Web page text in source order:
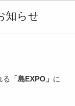
知らせ
る 「島EXPO」 に